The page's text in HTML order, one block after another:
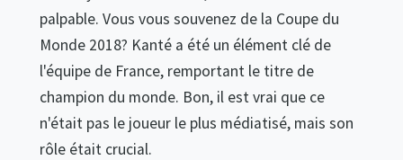
palpable. Vous vous souvenez de la Coupe du
Monde 2018? Kanté a été un élément clé de
l'équipe de France, remportant le titre de
champion du monde. Bon, il est vrai que ce
n'était pas le joueur le plus médiatisé, mais son
rôle était crucial.